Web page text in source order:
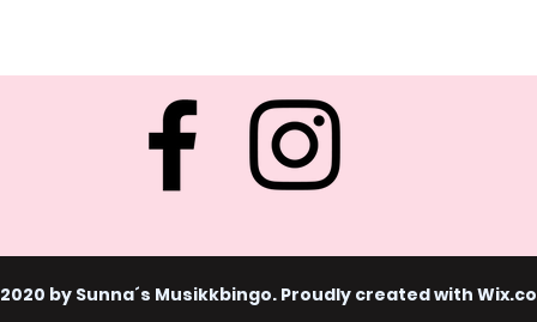
by Sunna´s Musikkbingo. Proudly created with